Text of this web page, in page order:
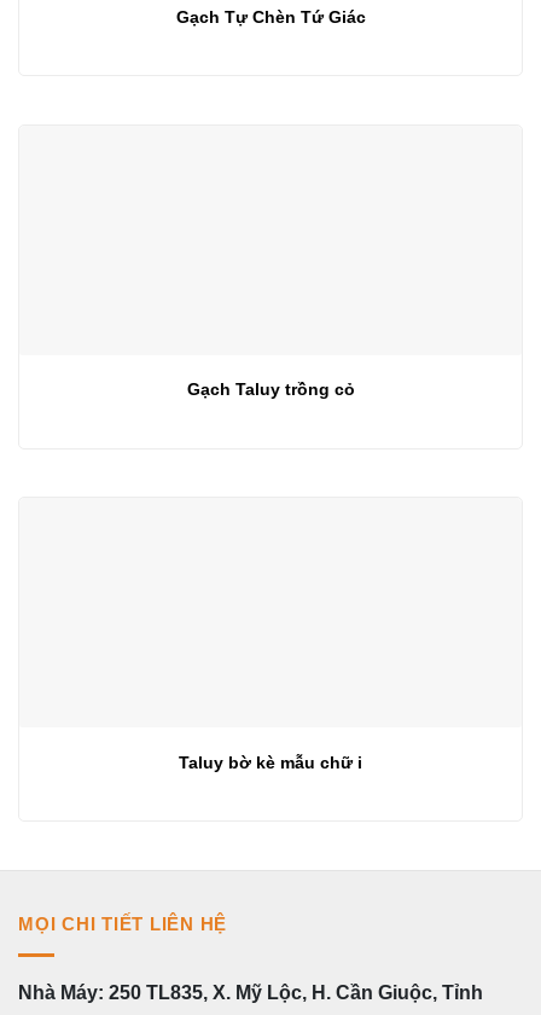
Gạch Tự Chèn Tứ Giác
Gạch Taluy trồng cỏ
Taluy bờ kè mẫu chữ i
MỌI CHI TIẾT LIÊN HỆ
Nhà Máy: 250 TL835, X. Mỹ Lộc, H. Cần Giuộc, Tỉnh